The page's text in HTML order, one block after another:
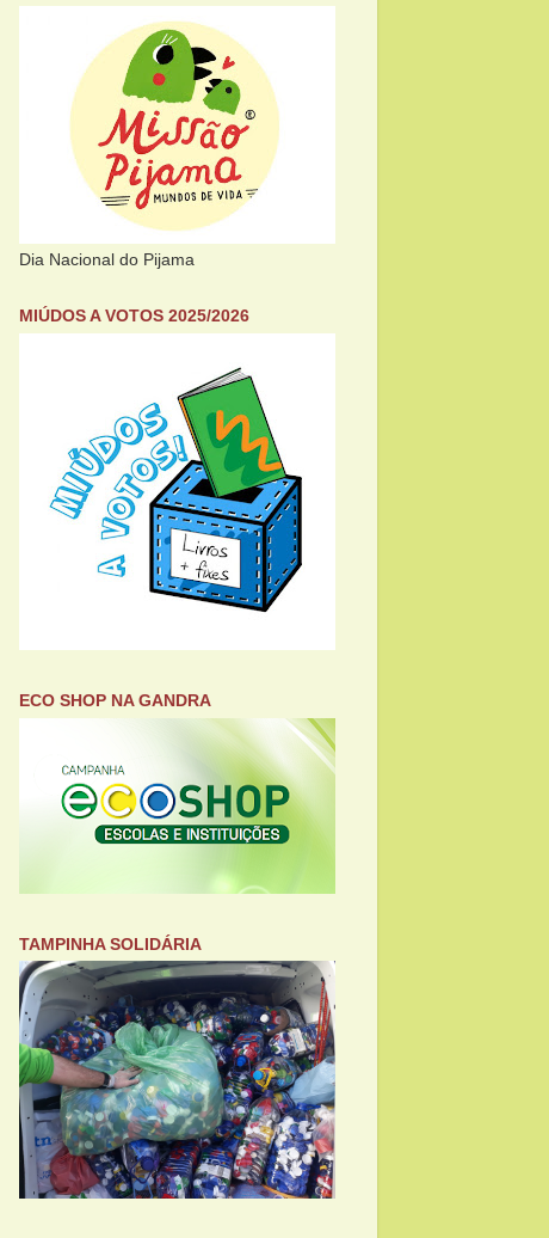
Dia Nacional do Pijama
MIÚDOS A VOTOS 2025/2026
ECO SHOP NA GANDRA
TAMPINHA SOLIDÁRIA